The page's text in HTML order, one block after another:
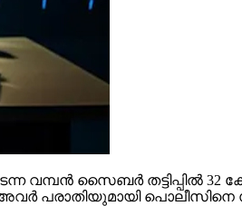
വമ്പന്‍ സൈബര്‍ തട്ടിപ്പില്‍ 32
പൊലീസിനെ